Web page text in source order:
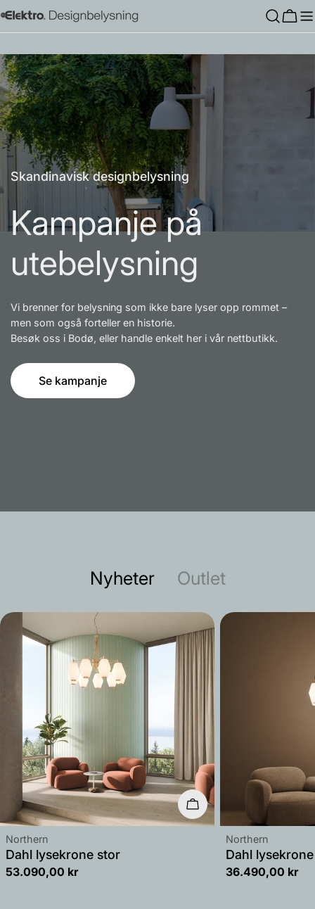
Hopp
Skandinavisk designbelysning
Kampanje på
utebelysning
Vi brenner for belysning som ikke bare lyser opp rommet –
men som også forteller en historie.
Besøk oss i Bodø, eller handle enkelt her i vår nettbutikk.
Se kampanje
Nyheter Outlet
Velg alternativer
Leverandør:
Northern
Dahl lysekrone stor
Vanlig
53.090,00 kr
Leverandør:
Northern
Dahl
Vanlig
36.490,00 kr